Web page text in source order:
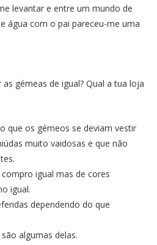
levantar e entre um mundo de
água com o pai pareceu-me uma
gémeas de igual? Qual a tua loja
que os gémeos se deviam vestir
muito vaidosas e que não
igual mas de cores
igual.
dependendo do que
algumas delas.